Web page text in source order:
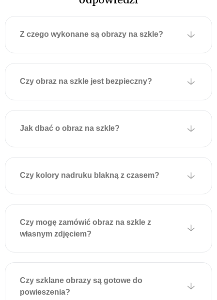
fabrycznie przymocowane
są dwie metalowe płytki z
otworami montażowymi
zawieszenie na ścianie.
Płytki są przyklejone do
obrazu za pomocą
montażowej, która
wytrzymuje duże obciążenia
i zapewnia solidne
mocowanie.
odpowiednie kołki lub
szybki, nie wymaga
Z czego wykonane są obrazy na szkle?
Czy obraz na szkle jest bezpieczny?
Jak dbać o obraz na szkle?
Czy kolory nadruku blakną z czasem?
Czy mogę zamówić obraz na szkle z
własnym zdjęciem?
Czy szklane obrazy są gotowe do
powieszenia?